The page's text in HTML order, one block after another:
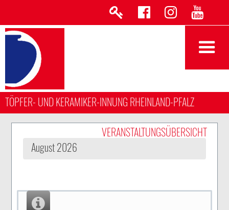
TÖPFER- UND KERAMIKER-INNUNG RHEINLAND-PFALZ
VERANSTALTUNGSÜBERSICHT
August 2026